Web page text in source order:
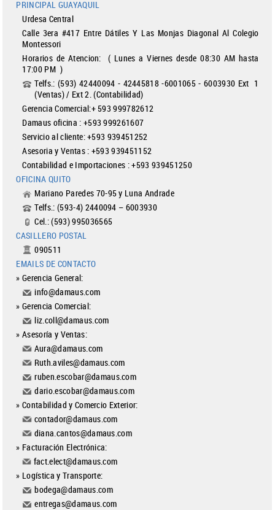
PRINCIPAL GUAYAQUIL
Urdesa Central
Calle 3era #417 Entre Dátiles Y Las Monjas Diagonal Al Colegio
Montessori
Horarios de Atencion: ( Lunes a Viernes desde 08:30 AM hasta
17:00 PM )
Telfs.: (593) 42440094 - 42445818 -6001065 - 6003930 Ext 1
(Ventas) / Ext 2. (Contabilidad)
Gerencia Comercial:+ 593 999782612
Damaus oficina : +593 999261607
Servicio al cliente: +593 939451252
Asesoria y Ventas : +593 939451152
Contabilidad e Importaciones : +593 939451250
OFICINA QUITO
Mariano Paredes 70-95 y Luna Andrade
Telfs.: (593-4) 2440094 – 6003930
Cel.: (593) 995036565
CASILLERO POSTAL
090511
EMAILS DE CONTACTO
» Gerencia General:
info@damaus.com
» Gerencia Comercial:
liz.coll@damaus.com
» Asesoría y Ventas:
Aura@damaus.com
Ruth.aviles@damaus.com
ruben.escobar@damaus.com
dario.escobar@damaus.com
» Contabilidad y Comercio Exterior:
contador@damaus.com
diana.cantos@damaus.com
» Facturación Electrónica:
fact.elect@damaus.com
» Logística y Transporte:
bodega@damaus.com
entregas@damaus.com